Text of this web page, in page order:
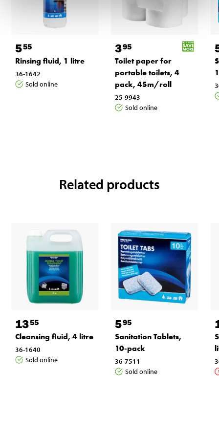
555
Rinsing fluid, 1 litre
36-1642
Sold online
395
Toilet paper for
portable toilets, 4
pack, 45m/roll
25-9943
Sold online
Related products
1355
Cleansing fluid, 4 litre
36-1640
Sold online
595
Sanitation Tablets,
10-pack
36-7511
Sold online